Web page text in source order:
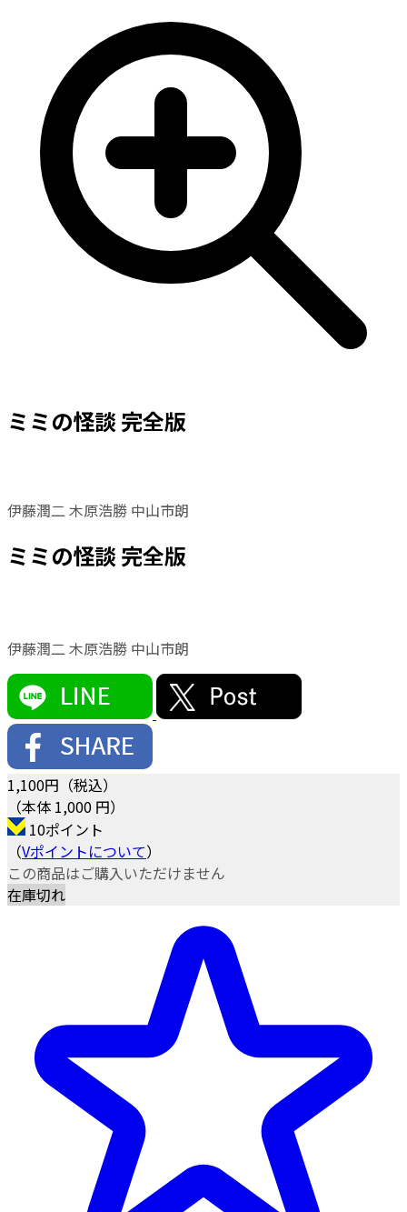
ミミの怪談 完全版
伊藤潤二 木原浩勝 中山市朗
ミミの怪談 完全版
伊藤潤二 木原浩勝 中山市朗
1,100円（税込）
（本体 1,000 円）
10ポイント
（Vポイントについて）
この商品はご購入いただけません
在庫切れ